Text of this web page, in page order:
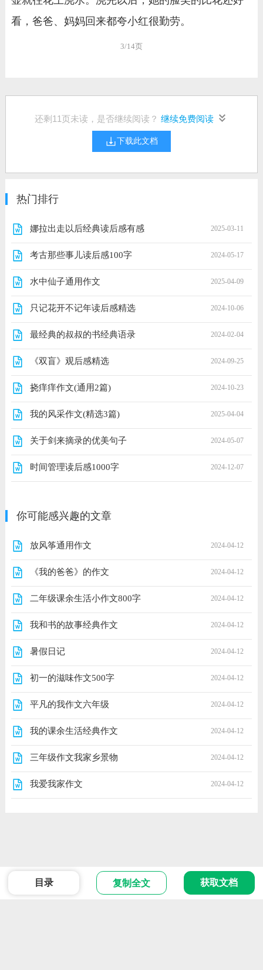
看，爸爸、妈妈回来都夸小红很勤劳。
3/14页
还剩 11 页未读，是否继续阅读？ 继续免费阅读
下载此文档
热门排行
娜拉出走以后经典读后感有感 2025-03-11
考古那些事儿读后感100字 2024-05-17
水中仙子通用作文 2025-04-09
只记花开不记年读后感精选 2024-10-06
最经典的叔叔的书经典语录 2024-02-04
《双盲》观后感精选 2024-09-25
挠痒痒作文(通用2篇) 2024-10-23
我的风采作文(精选3篇) 2025-04-04
关于剑来摘录的优美句子 2024-05-07
时间管理读后感1000字 2024-12-07
你可能感兴趣的文章
放风筝通用作文 2024-04-12
《我的爸爸》的作文 2024-04-12
二年级课余生活小作文800字 2024-04-12
我和书的故事经典作文 2024-04-12
暑假日记 2024-04-12
初一的滋味作文500字 2024-04-12
平凡的我作文六年级 2024-04-12
我的课余生活经典作文 2024-04-12
三年级作文我家乡景物 2024-04-12
我爱我家作文 2024-04-12
目录 复制全文 获取文档